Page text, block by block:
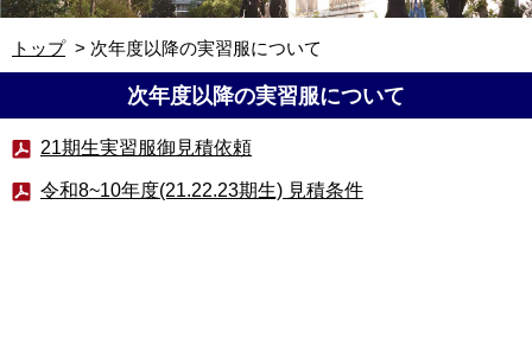
トップ 次年度以降の実習服について
次年度以降の実習服について
21期生実習服御見積依頼
令和8~10年度(21.22.23期生) 見積条件